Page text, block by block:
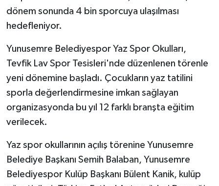
dönem sonunda 4 bin sporcuya ulaşılması
hedefleniyor.
Yunusemre Belediyespor Yaz Spor Okulları,
Tevfik Lav Spor Tesisleri'nde düzenlenen törenle
yeni dönemine başladı. Çocukların yaz tatilini
sporla değerlendirmesine imkan sağlayan
organizasyonda bu yıl 12 farklı branşta eğitim
verilecek.
Yaz spor okullarının açılış törenine Yunusemre
Belediye Başkanı Semih Balaban, Yunusemre
Belediyespor Kulüp Başkanı Bülent Kanik, kulüp